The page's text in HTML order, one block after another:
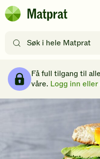
Hopp til hovedinnhold
Matprat
etter
filtre
Få full tilgang til
våre. Logg inn